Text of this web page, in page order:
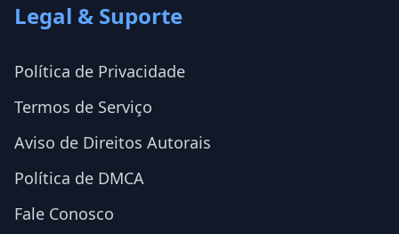
Legal & Suporte
Política de Privacidade
Termos de Serviço
Aviso de Direitos Autorais
Política de DMCA
Fale Conosco